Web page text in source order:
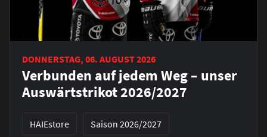
DONNERSTAG, 06. AUGUST 2026
Verbunden auf jedem Weg – unser
Auswärtstrikot 2026/2027
HAIEstore Saison 2026/2027